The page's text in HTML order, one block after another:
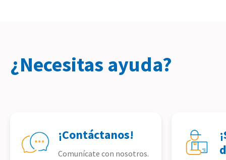
¿Necesitas ayuda?
¡Contáctanos!
Comunícate con nosotros.